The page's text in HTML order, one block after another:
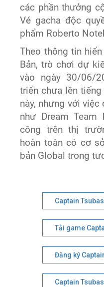
các phần thưởng
Vé gacha độc
phẩm Roberto
Theo thông tin
Bản, trò chơi dự
vào ngày 30/06/
triển chưa lên
này, nhưng với
như Dream Team
công trên thị
hoàn toàn có cơ
bản Global trong
Captain
Tải game
Đăng ký
Captain